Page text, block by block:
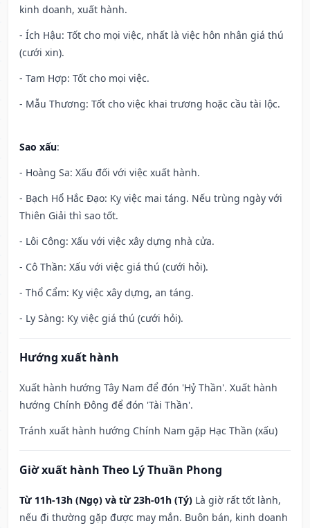
kinh doanh, xuất hành.
- Ích Hậu: Tốt cho mọi việc, nhất là việc hôn nhân giá thú
(cưới xin).
- Tam Hợp: Tốt cho mọi việc.
- Mẫu Thương: Tốt cho việc khai trương hoặc cầu tài lộc.
Sao xấu:
- Hoàng Sa: Xấu đối với việc xuất hành.
- Bạch Hổ Hắc Đạo: Kỵ việc mai táng. Nếu trùng ngày với
Thiên Giải thì sao tốt.
- Lôi Công: Xấu với việc xây dựng nhà cửa.
- Cô Thần: Xấu với việc giá thú (cưới hỏi).
- Thổ Cẩm: Kỵ việc xây dựng, an táng.
- Ly Sàng: Kỵ việc giá thú (cưới hỏi).
Hướng xuất hành
Xuất hành hướng Tây Nam để đón 'Hỷ Thần'. Xuất hành
hướng Chính Đông để đón 'Tài Thần'.
Tránh xuất hành hướng Chính Nam gặp Hạc Thần (xấu)
Giờ xuất hành Theo Lý Thuần Phong
Từ 11h-13h (Ngọ) và từ 23h-01h (Tý) Là giờ rất tốt lành,
nếu đi thường gặp được may mắn. Buôn bán, kinh doanh